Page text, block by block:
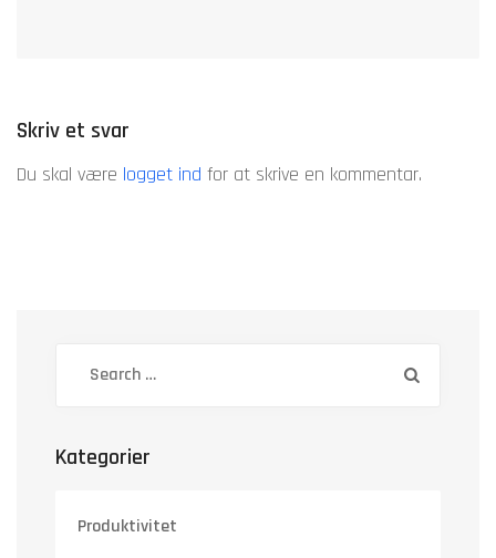
Skriv et svar
Du skal være logget ind for at skrive en kommentar.
Kategorier
Produktivitet